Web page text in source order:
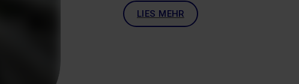
LIES MEHR